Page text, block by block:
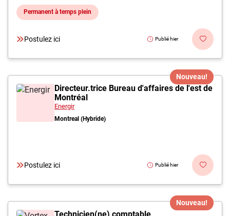
Permanent à temps plein
Postulez ici Publié hier
Nouveau!
Directeur.trice Bureau d'affaires de l'est de
Montréal
Energir
Montreal (Hybride)
Postulez ici Publié hier
Nouveau!